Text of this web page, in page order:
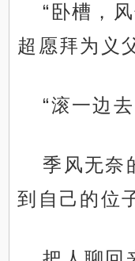
“卧槽，
超愿拜为义
“滚一边
季风无奈
到自己的位